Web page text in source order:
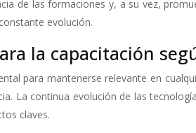
de las formaciones y, a su vez,
evolución.
la capacitación
para mantenerse relevante en
La continua evolución de las
claves.